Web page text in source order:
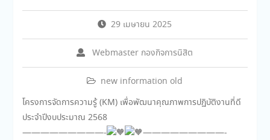
29 เมษายน 2025
Webmaster กองกิจการนิสิต
new information old
โครงการจัดการความรู้ (KM) เพื่อพัฒนาคุณภาพการปฏิบัติงานที่ดี
ประจำปีงบประมาณ 2568
—————————-
—————————-